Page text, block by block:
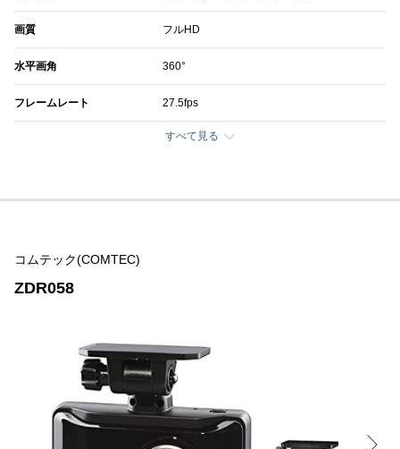
画質 フルHD
水平画角 360°
フレームレート 27.5fps
すべて見る
コムテック(COMTEC)
ZDR058